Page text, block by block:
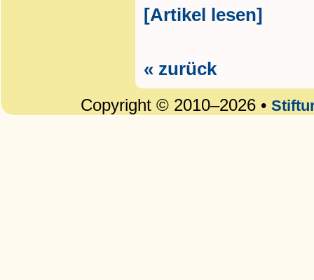
[Artikel lesen]
« zurück
Copyright © 2010–2026 •